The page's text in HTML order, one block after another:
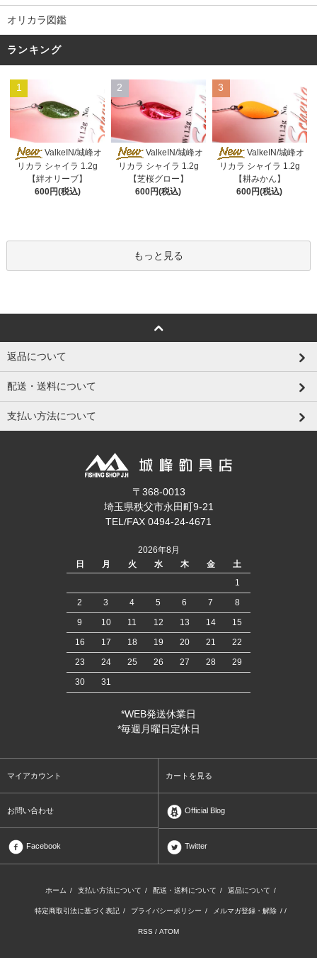
オリカラ図鑑
ランキング
1
ValkeIN/城峰オ
リカラ シャイラ 1.2g
【絆オリーブ】
600円(税込)
2
ValkeIN/城峰オ
リカラ シャイラ 1.2g
【芝桜グロー】
600円(税込)
3
ValkeIN/城峰オ
リカラ シャイラ 1.2g
【耕みかん】
600円(税込)
もっと見る
返品について
配送・送料について
支払い方法について
〒368-0013
埼玉県秩父市永田町9-21
TEL/FAX 0494-24-4671
2026年8月
日
月 火 水 木 金
土
1
2
3 4 5 6 7
8
9
10 11 12 13 14
15
16
17 18 19 20 21
22
23
24 25 26 27 28
29
30
31
*WEB発送休業日
*毎週月曜日定休日
マイアカウント カートを見る
お問い合わせ Official Blog
Facebook Twitter
ホーム / 支払い方法について / 配送・送料について / 返品について /
特定商取引法に基づく表記 / プライバシーポリシー / メルマガ登録・解除 / /
RSS / ATOM